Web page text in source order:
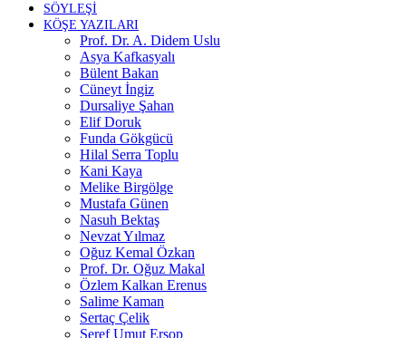
SÖYLEŞİ
KÖŞE YAZILARI
Prof. Dr. A. Didem Uslu
Asya Kafkasyalı
Bülent Bakan
Cüneyt İngiz
Dursaliye Şahan
Elif Doruk
Funda Gökgücü
Hilal Serra Toplu
Kani Kaya
Melike Birgölge
Mustafa Günen
Nasuh Bektaş
Nevzat Yılmaz
Oğuz Kemal Özkan
Prof. Dr. Oğuz Makal
Özlem Kalkan Erenus
Salime Kaman
Sertaç Çelik
Şeref Umut Ersop